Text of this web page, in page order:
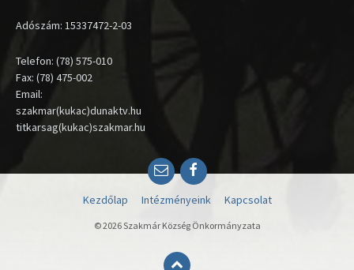
Adószám: 15337472-2-03
Telefon: (78) 575-010
Fax: (78) 475-002
Email:
szakmar(kukac)dunaktv.hu
titkarsag(kukac)szakmar.hu
EmailFacebook
Kezdőlap Intézményeink Kapcsolat
© 2026 Szakmár Község Önkormányzata